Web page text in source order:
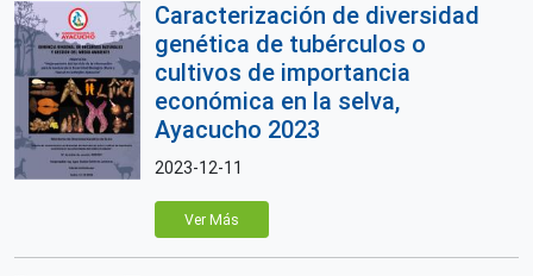
Caracterización de diversidad
genética de tubérculos o
cultivos de importancia
económica en la selva,
Ayacucho 2023
2023-12-11
Ver Más